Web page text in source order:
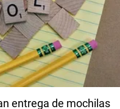
entrega de mochilas